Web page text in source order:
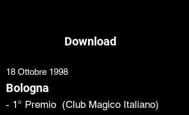
Download
18 Ottobre 1998
Bologna
- 1° Premio (Club Magico Italiano)